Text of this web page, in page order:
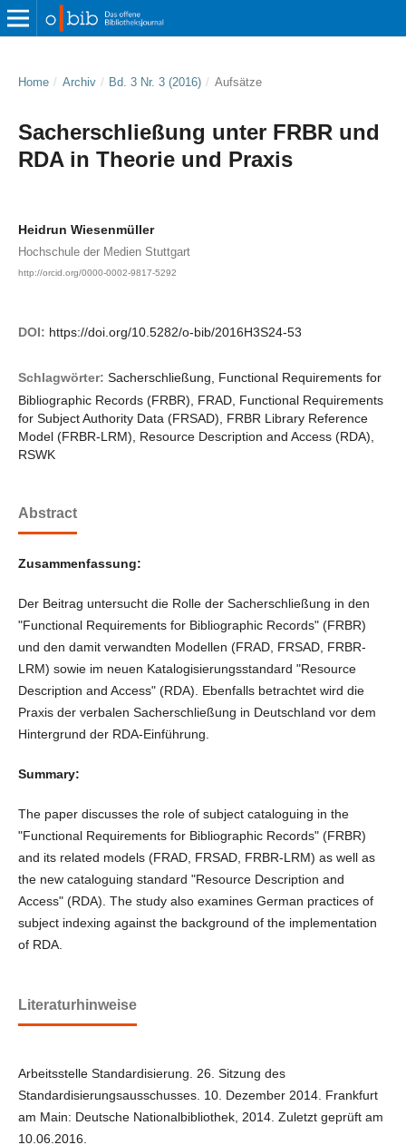
Home / Archiv / Bd. 3 Nr. 3 (2016) / Aufsätze
Sacherschließung unter FRBR und
RDA in Theorie und Praxis
Heidrun Wiesenmüller
Hochschule der Medien Stuttgart
http://orcid.org/0000-0002-9817-5292
DOI: https://doi.org/10.5282/o-bib/2016H3S24-53
Schlagwörter: Sacherschließung, Functional Requirements for
Bibliographic Records (FRBR), FRAD, Functional Requirements
for Subject Authority Data (FRSAD), FRBR Library Reference
Model (FRBR-LRM), Resource Description and Access (RDA),
RSWK
Abstract
Zusammenfassung:
Der Beitrag untersucht die Rolle der Sacherschließung in den
"Functional Requirements for Bibliographic Records" (FRBR)
und den damit verwandten Modellen (FRAD, FRSAD, FRBR-
LRM) sowie im neuen Katalogisierungsstandard "Resource
Description and Access" (RDA). Ebenfalls betrachtet wird die
Praxis der verbalen Sacherschließung in Deutschland vor dem
Hintergrund der RDA-Einführung.
Summary:
The paper discusses the role of subject cataloguing in the
"Functional Requirements for Bibliographic Records" (FRBR)
and its related models (FRAD, FRSAD, FRBR-LRM) as well as
the new cataloguing standard "Resource Description and
Access" (RDA). The study also examines German practices of
subject indexing against the background of the implementation
of RDA.
Literaturhinweise
Arbeitsstelle Standardisierung. 26. Sitzung des
Standardisierungsausschusses. 10. Dezember 2014. Frankfurt
am Main: Deutsche Nationalbibliothek, 2014. Zuletzt geprüft am
10.06.2016.